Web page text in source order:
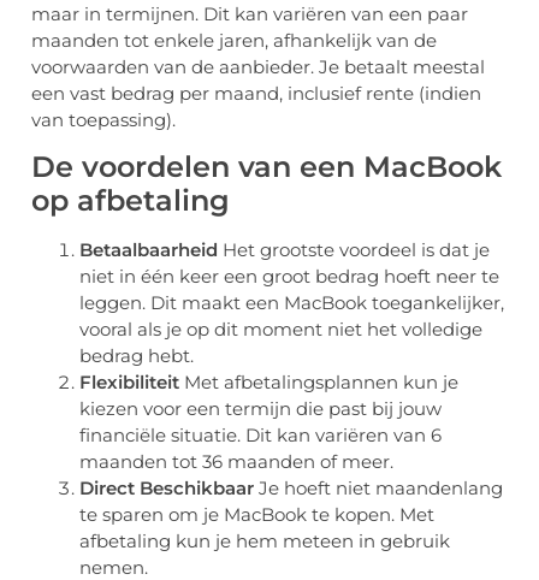
maar in termijnen. Dit kan variëren van een paar
maanden tot enkele jaren, afhankelijk van de
voorwaarden van de aanbieder. Je betaalt meestal
een vast bedrag per maand, inclusief rente (indien
van toepassing).
De voordelen van een MacBook
op afbetaling
Betaalbaarheid Het grootste voordeel is dat je
niet in één keer een groot bedrag hoeft neer te
leggen. Dit maakt een MacBook toegankelijker,
vooral als je op dit moment niet het volledige
bedrag hebt.
Flexibiliteit Met afbetalingsplannen kun je
kiezen voor een termijn die past bij jouw
financiële situatie. Dit kan variëren van 6
maanden tot 36 maanden of meer.
Direct Beschikbaar Je hoeft niet maandenlang
te sparen om je MacBook te kopen. Met
afbetaling kun je hem meteen in gebruik
nemen.